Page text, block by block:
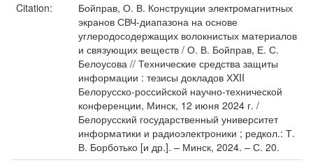
Citation:
Бойправ, О. В. Конструкции электромагнитных
экранов СВЧ-диапазона на основе
углеродосодержащих волокнистых материалов
и связующих веществ / О. В. Бойправ, Е. С.
Белоусова // Технические средства защиты
информации : тезисы докладов ХXII
Белорусско-российской научно-технической
конференции, Минск, 12 июня 2024 г. /
Белорусский государственный университет
информатики и радиоэлектроники ; редкол.: Т.
В. Борботько [и др.]. – Минск, 2024. – С. 20.